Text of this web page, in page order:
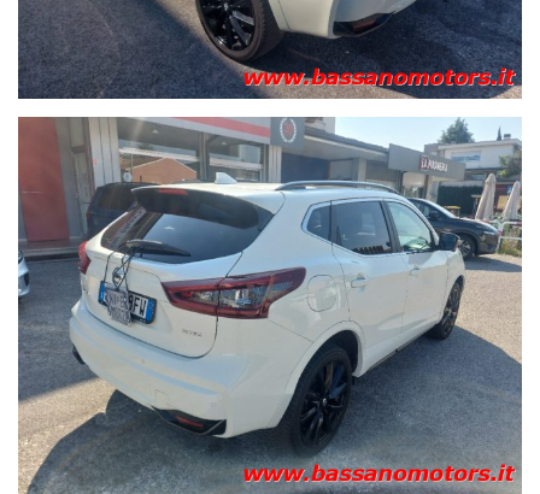
anteriori e posteriori - Presa USB seconda fila di sedili - Profilo
superficie laterale vetrata cromato - ProPILOT Pack - Radio
DAB a 1 CD con lettore MP3, Bluetooth, USB, comandi al
volante e 6 altoparlanti - Retrocamera - Safety Shield -
Schienale 2a fila frazionato 60/40, ribaltabile - Sedile guida
con regolazione elettrica - Sedile guidatore regolabile in
altezza - Sedile passeggero anteriore regolabile in altezza -
Sedili anteriori riscaldabili -Sedili Monoform Alcantara-
Sensore crepuscolare - Sensore pioggia - Sensori di
parcheggio anteriori e posteriori - Sistema automatico di
assistenza alla partenza in salita (non con X-tronic) - Sistema
di monitoraggio della pressione degli pneumatici (TPMS) -
Sistema di rilevamento segnaletica stradale -
Specchietti
regolabili elettricamente e riscaldabili- Specchietti
ripiegabili con comando elettrico e autonomamente
all'apertura/chiusura della vettura - Specchietto retrovisore
interno con funzione antiabbagliamento - Spie di
avvertimento cinture di sicurezza non allacciate (ant. & post.)
- Start & Stop System - Supporto lombare guidatore -
Supporto lombare passeggero anteriore - Telecomando